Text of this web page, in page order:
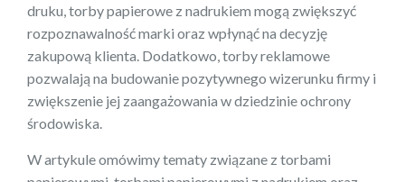
druku, torby papierowe z nadrukiem mogą zwiększyć
rozpoznawalność marki oraz wpłynąć na decyzję
zakupową klienta. Dodatkowo, torby reklamowe
pozwalają na budowanie pozytywnego wizerunku firmy i
zwiększenie jej zaangażowania w dziedzinie ochrony
środowiska.
W artykule omówimy tematy związane z torbami